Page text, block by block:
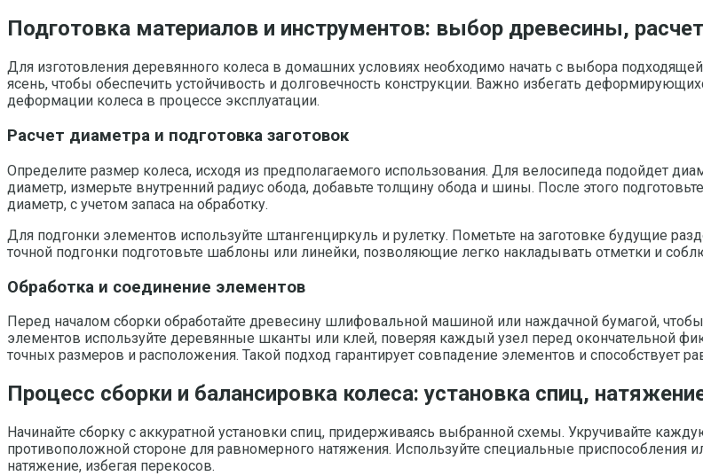
Подготовка материалов и инструментов: выбор древесины,
Для изготовления деревянного колеса в домашних условиях необходимо начать с выбора
ясень, чтобы обеспечить устойчивость и долговечность конструкции. Важно избегать
деформации колеса в процессе эксплуатации.
Расчет диаметра и подготовка заготовок
Определите размер колеса, исходя из предполагаемого использования. Для велосипеда подойдет
диаметр, измерьте внутренний радиус обода, добавьте толщину обода и шины. После этого
диаметр, с учетом запаса на обработку.
Для подгонки элементов используйте штангенциркуль и рулетку. Пометьте на заготовке будущие
точной подгонки подготовьте шаблоны или линейки, позволяющие легко накладывать отметки и
Обработка и соединение элементов
Перед началом сборки обработайте древесину шлифовальной машиной или наждачной бумагой,
элементов используйте деревянные шканты или клей, поверяя каждый узел перед окончательной
точных размеров и расположения. Такой подход гарантирует совпадение элементов и способствует
Процесс сборки и балансировка колеса: установка спиц,
Начинайте сборку с аккуратной установки спиц, придерживаясь выбранной схемы. Укручивайте
противоположной стороне для равномерного натяжения. Используйте специальные
натяжение, избегая перекосов.